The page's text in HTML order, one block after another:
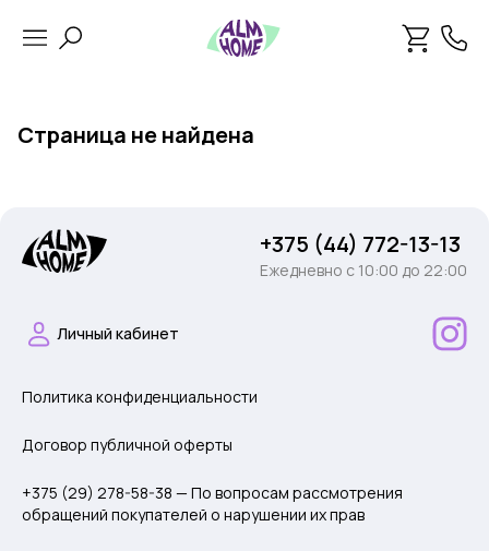
Страница не найдена
+375 (44) 772-13-13
Ежедневно c 10:00 до 22:00
Личный кабинет
Политика конфиденциальности
Договор публичной оферты
+375 (29) 278-58-38 — По вопросам рассмотрения
обращений покупателей о нарушении их прав